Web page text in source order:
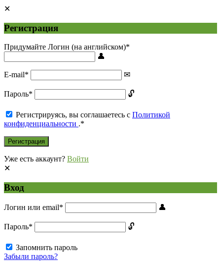
Регистрация
Придумайте Логин (на английском)*
E-mail*
Пароль*
Регистрируясь, вы соглашаетесь с Политикой
конфиденциальности .*
Уже есть аккаунт? Войти
Вход
Логин или email*
Пароль*
Запомнить пароль
Забыли пароль?